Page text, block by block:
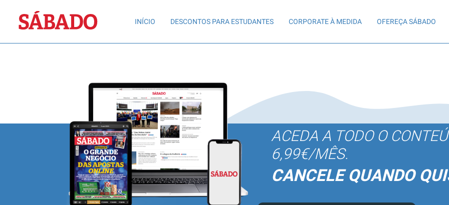
Sábado
INÍCIO DESCONTOS PARA ESTUDANTES CORPORATE À MEDIDA OFEREÇA SÁBADO
ACEDA A TODO O
6,99€/MÊS.
CANCELE QUANDO